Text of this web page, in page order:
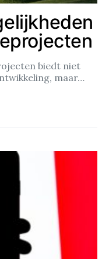
biedt niet
maar…